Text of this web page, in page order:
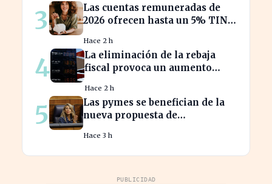
3
Las cuentas remuneradas de
2026 ofrecen hasta un 5% TIN:
Hace 2 h
4
La eliminación de la rebaja
fiscal provoca un aumento
carburante este verano
Hace 2 h
5
Las pymes se benefician de la
nueva propuesta de
Hace 3 h
PUBLICIDAD